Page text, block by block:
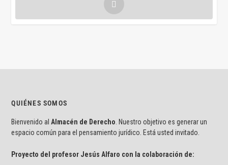
QUIÉNES SOMOS
Bienvenido al Almacén de Derecho . Nuestro objetivo es generar un
espacio común para el pensamiento jurídico. Está usted invitado.
Proyecto del profesor Jesús Alfaro con la colaboración de: